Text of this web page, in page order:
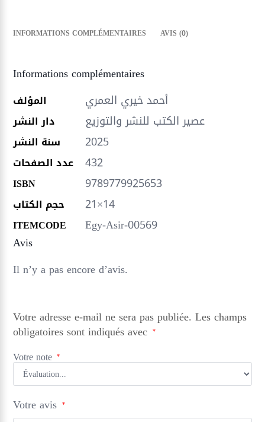
INFORMATIONS COMPLÉMENTAIRES AVIS (0)
Informations complémentaires
المؤلف أحمد خيري العمري
دار النشر عصير الكتب للنشر والتوزيع
سنة النشر 2025
عدد الصفحات 432
ISBN 9789779925653
حجم الكتاب 21×14
ITEMCODE
Egy-Asir-00569
Avis
Il n’y a pas encore d’avis.
Votre adresse e-mail ne sera pas publiée. Les champs
obligatoires sont indiqués avec *
Votre note *
Votre avis *